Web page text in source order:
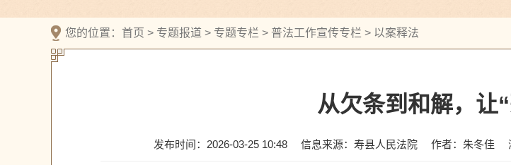
您的位置： 首页 > 专题报道 > 专题专栏 > 普法工作宣传专栏 > 以案释法
从欠条到和解，让
发布时间：2026-03-25 10:48 信息来源：寿县人民法院 作者：朱冬佳